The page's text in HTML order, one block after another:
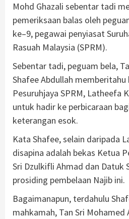
Mohd Ghazali sebentar tadi
pemeriksaan balas oleh
ke–9, pegawai penyiasat
Rasuah Malaysia (SPRM).
Sebentar tadi, peguam bela,
Shafee Abdullah
Pesuruhjaya SPRM, Latheefa
untuk hadir ke perbicaraan
keterangan esok.
Kata Shafee, selain daripada
disapina adalah bekas Ketua
Sri Dzulkifli Ahmad dan Datuk
prosiding pembelaan Najib ini.
Bagaimanapun, terdahulu
mahkamah, Tan Sri Mohamed